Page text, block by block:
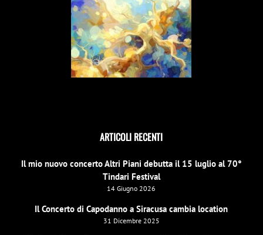
ARTICOLI RECENTI
Il mio nuovo concerto Altri Piani debutta il 15 luglio al 70°
Tindari Festival
14 Giugno 2026
Il Concerto di Capodanno a Siracusa cambia location
31 Dicembre 2025